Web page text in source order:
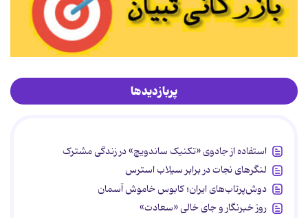
پربازدیدها
استفاده از جادوی «تکنیک ساندویچ» در زندگی مشترک
لنگرهای نجات در برابر سیلاب استرس
دوش‌پرتاب‌های ایران؛ کابوس خاموش آسمان
روز خبرنگار و جای خالی «سعادت»